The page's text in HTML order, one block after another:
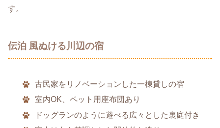
す。
伝泊 風ぬける川辺の宿
古民家をリノベーションした一棟貸しの宿
室内OK、ペット用座布団あり
ドッグランのように遊べる広々とした裏庭付き